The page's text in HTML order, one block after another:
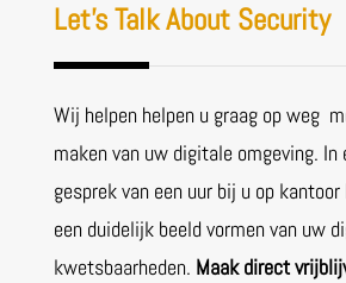
Let’s Talk About Security
Wij helpen helpen u graag op weg
maken van uw digitale omgeving. In
gesprek van een uur bij u op
een duidelijk beeld vormen van uw
kwetsbaarheden. Maak direct